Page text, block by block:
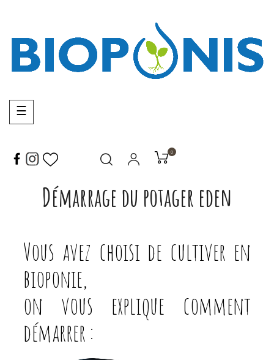
Basculer
la
navigation
☰
0
Démarrage du potager eden
Vous avez choisi de cultiver en
bioponie,
on vous explique comment
démarrer :